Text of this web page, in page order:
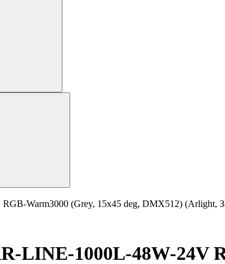
Warm3000 (Grey, 15x45 deg, DMX512) (Arlight,
LINE-1000L-48W-24V